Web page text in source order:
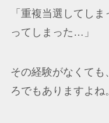
「重複当選してし
ってしまった…」
その経験がなくても
ろでもありますよね。